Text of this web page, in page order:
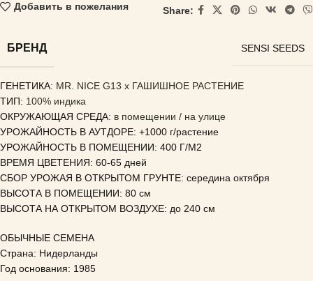
Добавить в пожелания Share:
БРЕНД SENSI SEEDS
ГЕНЕТИКА: MR. NICE G13 x ГАШИШНОЕ РАСТЕНИЕ
ТИП: 100% индика
ОКРУЖАЮЩАЯ СРЕДА: в помещении / на улице
УРОЖАЙНОСТЬ В АУТДОРЕ: +1000 г/растение
УРОЖАЙНОСТЬ В ПОМЕЩЕНИИ: 400 Г/М2
ВРЕМЯ ЦВЕТЕНИЯ: 60-65 дней
СБОР УРОЖАЯ В ОТКРЫТОМ ГРУНТЕ: середина октября
ВЫСОТА В ПОМЕЩЕНИИ: 80 см
ВЫСОТА НА ОТКРЫТОМ ВОЗДУХЕ: до 240 см
ОБЫЧНЫЕ СЕМЕНА
Страна: Нидерланды
Год основания: 1985